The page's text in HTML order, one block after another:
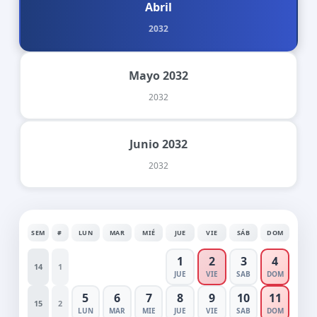
Abril
2032
Mayo 2032
2032
Junio 2032
2032
SEM # LUN MAR MIÉ JUE VIE SÁB DOM
14 1 1
JUE
2
VIE
3
SAB
4
DOM
15 2 5
LUN
6
MAR
7
MIE
8
JUE
9
VIE
10
SAB
11
DOM